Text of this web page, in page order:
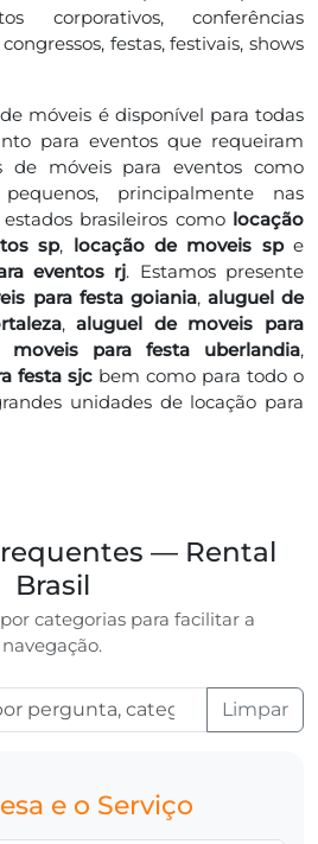
corporativos, conferências
festas, festivais, shows
móveis é disponível para todas
para eventos que requeiram
de móveis para eventos como
principalmente nas
brasileiros como locação
sp, locação de moveis spe
eventos rj. Estamos presente
para festa goiania, aluguel de
,aluguel de moveis para
moveis para festa uberlandia,
festa sjc bem como para todo o
unidades de locação para
— Rental
Brasil
categorias para facilitar a
navegação.
Limpar
e o Serviço